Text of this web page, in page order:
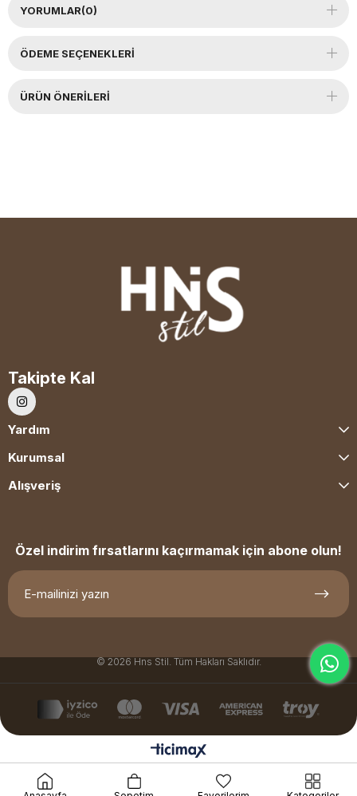
YORUMLAR(0)
ÖDEME SEÇENEKLERI
ÜRÜN ÖNERILERI
Takipte Kal
Yardım
Kurumsal
Alışveriş
Özel indirim fırsatlarını kaçırmamak için abone olun!
© 2026 Hns Stil. Tüm Hakları Saklıdır.